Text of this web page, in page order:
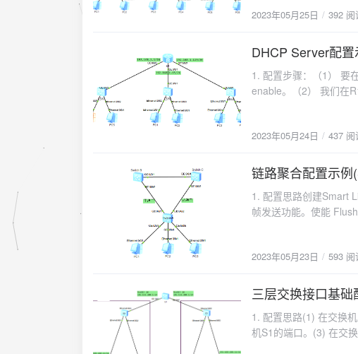
dialer bundle 1 dialer-group 1 dialer user 10086 ip address ppp-negotiate quit interface
GigabitEthernet0/0/1 pppoe-client dial-bundle-number 1 quit acl 2000 rule permit acl 3001
interface Dialer 1 nat outbound 2000 quit ip route-static 0.0.0.0 0 Dialer 1 interface
GigabitEthernet 0/0/0 traffic-filter inbound acl 3001 ISPsysname ISP interface GigabitEthernet
0/0/0 ip address 14.1.14.2 24 quit interface GigabitEthernet 0/0/2 ip address 13.1.13.2 24
114.114.114.114 quit interface Virtual-Template 1 ppp authentication-mode chap ip address
local-user 10086 service-type ppp quit interface
virtual-template 1 AR3sysname AR3 interface GigabitEthernet 0/0/1 ip address 30.1.3.254 24
quit interface GigabitEthernet 0/0/0 ip address 34.1.34.3
0/0/2 ip address 13.1.13.3 24 quit ospf 1 router-id 3.3.3.3 area 0 network 30.1.3.254 0.0.0.0
address 14.1.14.4 24 quit interface GigabitEthernet 0/0/2 ip address 34.1.34.4 24 quit ospf 1
14.1.14.4 0.0.0.0 解析
别指定了VLAN 10、20
上使用了port link-type
配置：在SW1、SW2
logging | time-range
处理动作。deny表示“
source-address的结合
个IP地址。通配符
片分片报文有效。
name表示该规则的生
dhcp relay server-ip
address 192.168.1.129
置后,我们可以通过以下命令来对配
需要进入接口才使用该
2023年05月25日 392 阅
2023-05-24
DHCP Server配置
1. 配置步骤：（1） 要
enable。（2） 我们在
址池名称,它可以是字母
行网络通信时应该使用
hour [ minute minmute
们这里将它配置成1个
式，使用的命令是
department3 network
interface
我们可以通过以下命令
址池的配置情况以及已
2023年05月24日 437 阅
2023-05-23
链路聚合配置示例
1. 配置思路创建Smart
帧发送功能。使能
port命令将GE1/0/1配置
码是“hauwei”。5. 使
秒。6. 使用命令
GigabitEthernet 0/0/1
link group 1 port GigabitEthernet 0/0/1
2023年05月23日 593 阅
2023-05-23
三层交换接口基础
1. 配置思路(1) 在交换
机S1的端口。(3) 在交